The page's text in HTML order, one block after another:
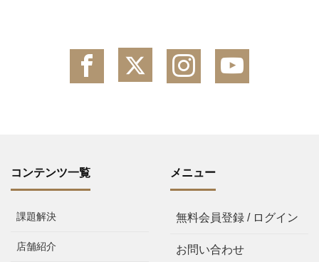
コンテンツ一覧
課題解決
店舗紹介
メニュー
無料会員登録 / ログイン
お問い合わせ